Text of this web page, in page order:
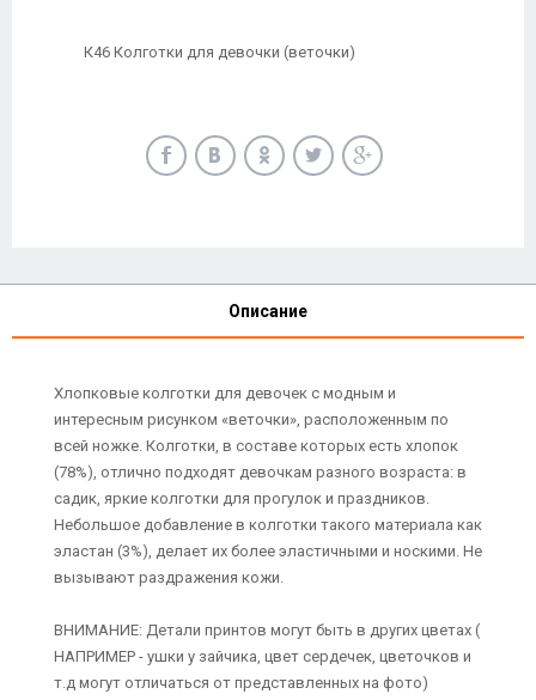
К46 Колготки для девочки (веточки)
Описание
Хлопковые колготки для девочек с модным и
интересным рисунком «веточки», расположенным по
всей ножке. Колготки, в составе которых есть хлопок
(78%), отлично подходят девочкам разного возраста: в
садик, яркие колготки для прогулок и праздников.
Небольшое добавление в колготки такого материала как
эластан (3%), делает их более эластичными и носкими. Не
вызывают раздражения кожи.
ВНИМАНИЕ: Детали принтов могут быть в других цветах (
НАПРИМЕР - ушки у зайчика, цвет сердечек, цветочков и
т.д могут отличаться от представленных на фото)